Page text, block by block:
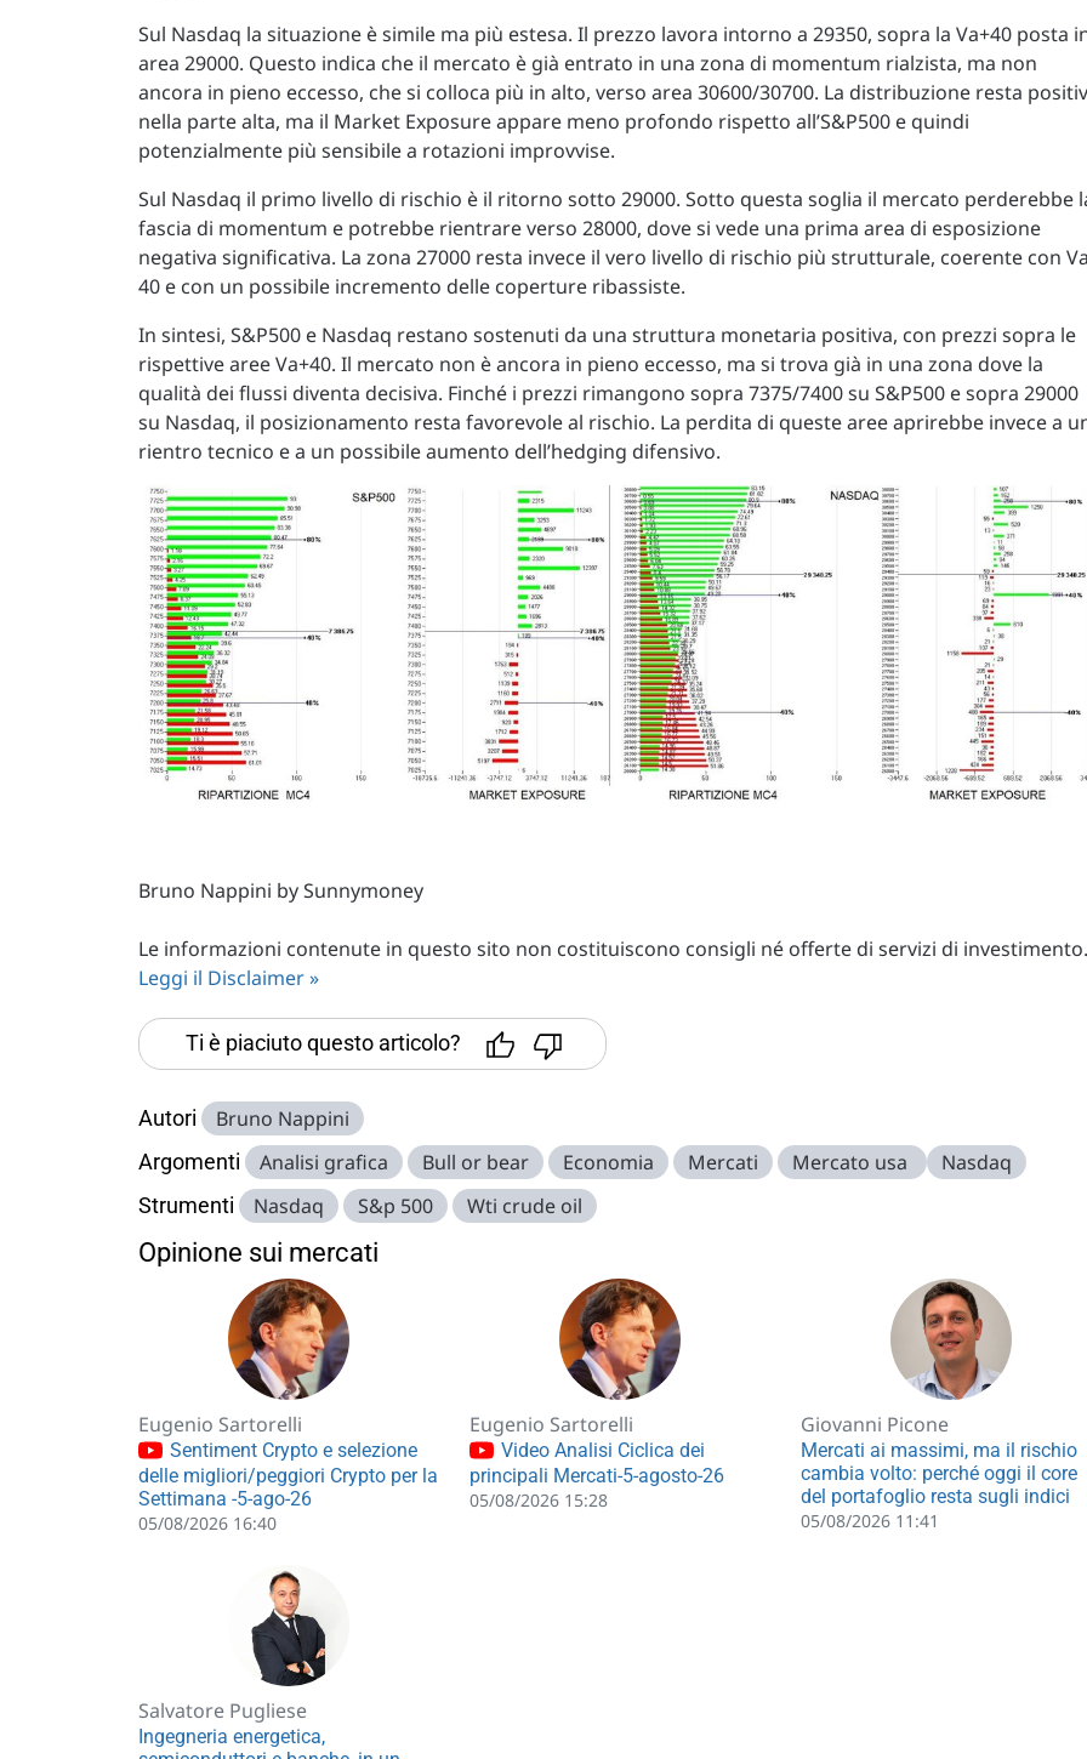
Sul Nasdaq la situazione è simile ma più estesa. Il prezzo lavora intorno a 29350, sopra la Va+40 posta
area 29000. Questo indica che il mercato è già entrato in una zona di momentum rialzista, ma non
ancora in pieno eccesso, che si colloca più in alto, verso area 30600/30700. La distribuzione resta
nella parte alta, ma il Market Exposure appare meno profondo rispetto all’S&P500 e quindi
potenzialmente più sensibile a rotazioni improvvise.
Sul Nasdaq il primo livello di rischio è il ritorno sotto 29000. Sotto questa soglia il mercato perderebbe
fascia di momentum e potrebbe rientrare verso 28000, dove si vede una prima area di esposizione
negativa significativa. La zona 27000 resta invece il vero livello di rischio più strutturale, coerente con
40 e con un possibile incremento delle coperture ribassiste.
In sintesi, S&P500 e Nasdaq restano sostenuti da una struttura monetaria positiva, con prezzi sopra le
rispettive aree Va+40. Il mercato non è ancora in pieno eccesso, ma si trova già in una zona dove la
qualità dei flussi diventa decisiva. Finché i prezzi rimangono sopra 7375/7400 su S&P500 e sopra 29000
su Nasdaq, il posizionamento resta favorevole al rischio. La perdita di queste aree aprirebbe invece a
rientro tecnico e a un possibile aumento dell’hedging difensivo.
Bruno Nappini by Sunnymoney
Le informazioni contenute in questo sito non costituiscono consigli né offerte di servizi di investimento.
Leggi il Disclaimer »
Ti è piaciuto questo articolo?
Autori Bruno Nappini
Argomenti Analisi grafica Bull or bear Economia Mercati Mercato usa Nasdaq
Strumenti Nasdaq S&p 500 Wti crude oil
Opinione sui mercati
Eugenio Sartorelli
Sentiment Crypto e selezione
delle migliori/peggiori Crypto per la
Settimana -5-ago-26
05/08/2026 16:40
Eugenio Sartorelli
Video Analisi Ciclica dei
principali Mercati-5-agosto-26
05/08/2026 15:28
Giovanni Picone
Mercati ai massimi, ma il rischio
cambia volto: perché oggi il core
del portafoglio resta sugli indici
05/08/2026 11:41
Salvatore Pugliese
Ingegneria energetica,